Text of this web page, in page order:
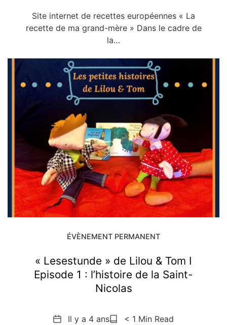
Site internet de recettes européennes « La
recette de ma grand-mère » Dans le cadre de
la…
ÉVÈNEMENT PERMANENT
« Lesestunde » de Lilou & Tom I
Episode 1 : l’histoire de la Saint-
Nicolas
DateIl y a 4 ansReading< 1 Min Read